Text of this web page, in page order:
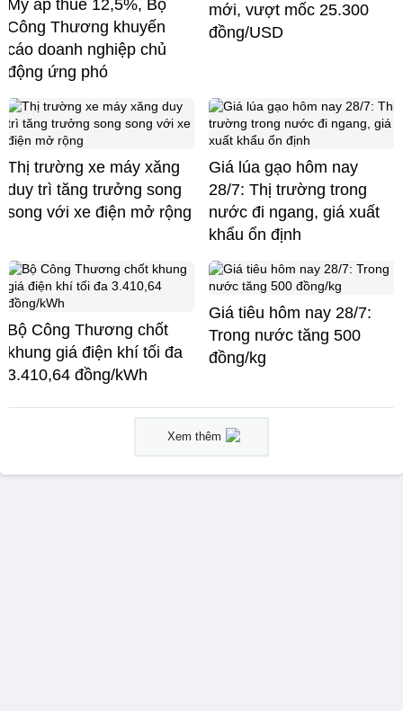
Mỹ áp thuế 12,5%, Bộ
Công Thương khuyến
cáo doanh nghiệp chủ
động ứng phó
mới, vượt mốc 25.300
đồng/USD
Thị trường xe máy xăng
duy trì tăng trưởng song
song với xe điện mở rộng
Giá lúa gạo hôm nay
28/7: Thị trường trong
nước đi ngang, giá xuất
khẩu ổn định
Bộ Công Thương chốt
khung giá điện khí tối đa
3.410,64 đồng/kWh
Giá tiêu hôm nay 28/7:
Trong nước tăng 500
đồng/kg
Xem thêm